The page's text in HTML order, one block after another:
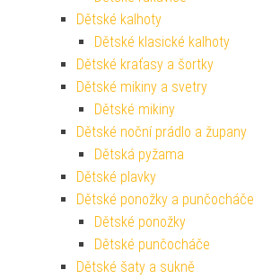
Dětské kalhoty
Dětské klasické kalhoty
Dětské kraťasy a šortky
Dětské mikiny a svetry
Dětské mikiny
Dětské noční prádlo a župany
Dětská pyžama
Dětské plavky
Dětské ponožky a punčocháče
Dětské ponožky
Dětské punčocháče
Dětské šaty a sukně